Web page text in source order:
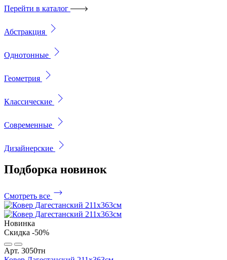
Перейти в каталог
Абстракция
Однотонные
Геометрия
Классические
Современные
Дизайнерские
Подборка новинок
Смотреть все
Новинка
Скидка -50%
Арт. 3050тн